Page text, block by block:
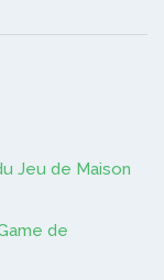
Jeu de Maison
de